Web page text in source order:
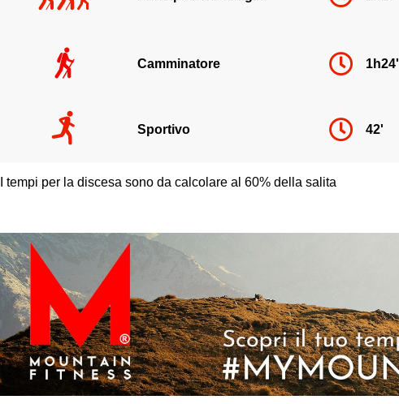
Camminatore 1h24'
Sportivo 42'
I tempi per la discesa sono da calcolare al 60% della salita